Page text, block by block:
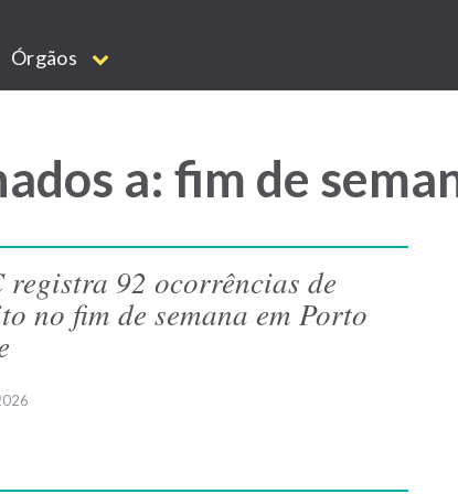
Órgãos
a: fim de
registra 92 ocorrências de
no fim de semana em Porto